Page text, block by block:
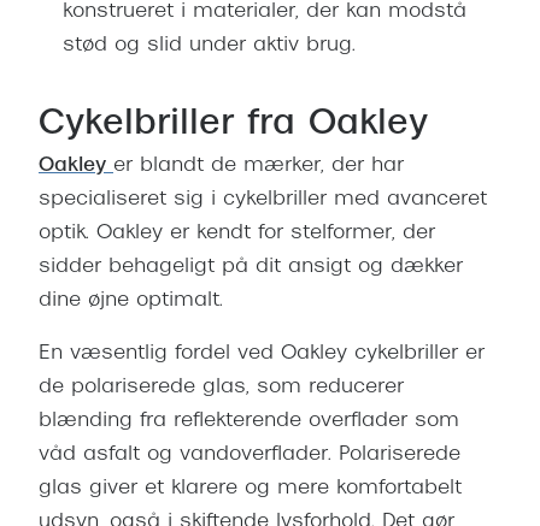
konstrueret i materialer, der kan modstå
stød og slid under aktiv brug.
Cykelbriller fra Oakley
Oakley er blandt de mærker, der har
specialiseret sig i cykelbriller med avanceret
optik. Oakley er kendt for stelformer, der
sidder behageligt på dit ansigt og dækker
dine øjne optimalt.
En væsentlig fordel ved Oakley cykelbriller er
de polariserede glas, som reducerer
blænding fra reflekterende overflader som
våd asfalt og vandoverflader. Polariserede
glas giver et klarere og mere komfortabelt
udsyn, også i skiftende lysforhold. Det gør